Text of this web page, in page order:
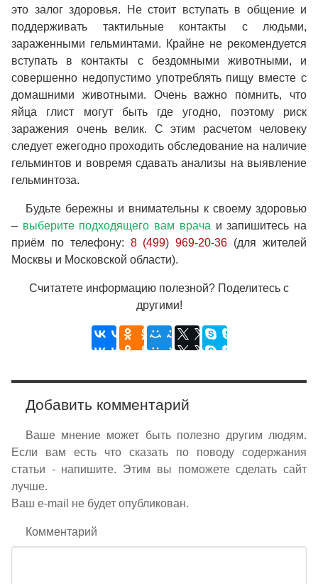
это залог здоровья. Не стоит вступать в общение и
поддерживать тактильные контакты с людьми,
зараженными гельминтами. Крайне не рекомендуется
вступать в контакты с бездомными животными, и
совершенно недопустимо употреблять пищу вместе с
домашними животными. Очень важно помнить, что
яйца глист могут быть где угодно, поэтому риск
заражения очень велик. С этим расчетом человеку
следует ежегодно проходить обследование на наличие
гельминтов и вовремя сдавать анализы на выявление
гельминтоза.
Будьте бережны и внимательны к своему здоровью
– выберите подходящего вам врача и запишитесь на
приём по телефону: 8 (499) 969-20-36 (для жителей
Москвы и Московской области).
Считатете информацию полезной? Поделитесь с
другими!
Добавить комментарий
Ваше мнение может быть полезно другим людям.
Если вам есть что сказать по поводу содержания
статьи - напишите. Этим вы поможете сделать сайт
лучше.
Ваш e-mail не будет опубликован.
Комментарий